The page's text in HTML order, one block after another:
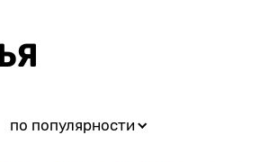
по популярности